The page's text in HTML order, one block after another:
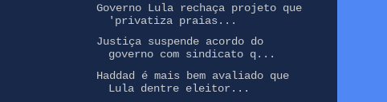
Governo Lula rechaça projeto que
'privatiza praias...
Justiça suspende acordo do
governo com sindicato q...
Haddad é mais bem avaliado que
Lula dentre eleitor...